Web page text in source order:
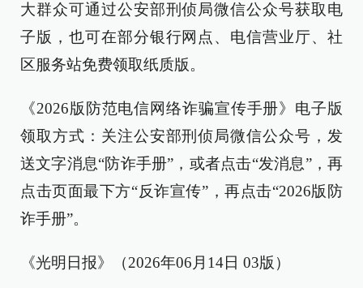
大群众可通过公安部刑侦局微信公众号获取电
子版，也可在部分银行网点、电信营业厅、社
区服务站免费领取纸质版。
《2026版防范电信网络诈骗宣传手册》电子版
领取方式：关注公安部刑侦局微信公众号，发
送文字消息“防诈手册”，或者点击“发消息”，再
点击页面最下方“反诈宣传”，再点击“2026版防
诈手册”。
《光明日报》（2026年06月14日 03版）